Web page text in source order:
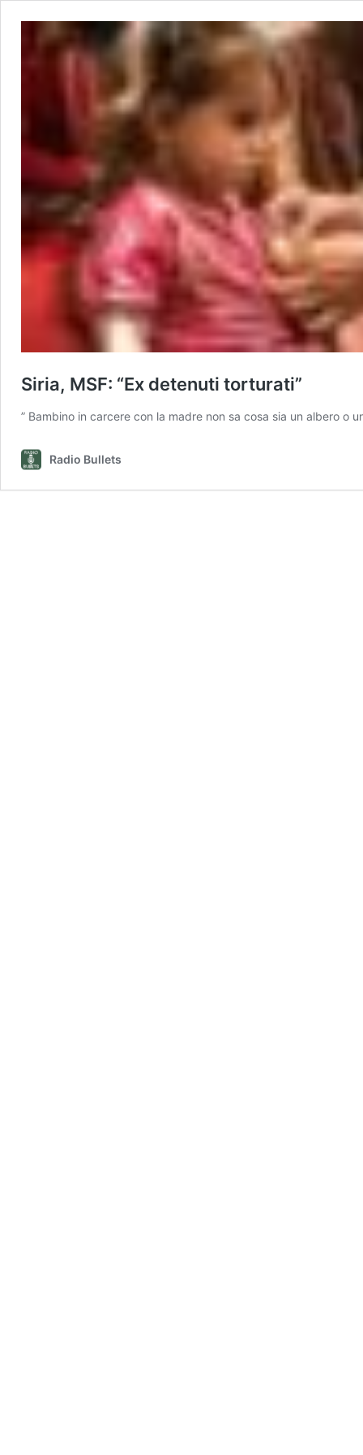
Siria, MSF: “Ex detenuti torturati”
” Bambino in carcere con la madre non sa cosa sia un albero o
Radio Bullets